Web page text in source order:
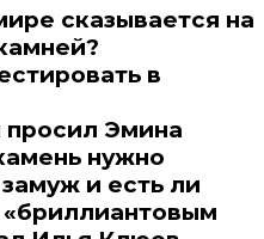
сказывается на
в
просил Эмина
нужно
и есть ли
«бриллиантовым